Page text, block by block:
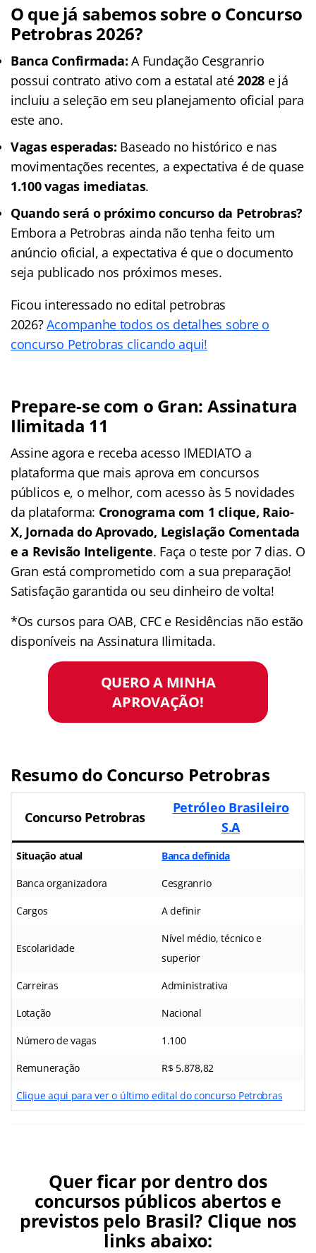
O que já sabemos sobre o Concurso
Petrobras 2026?
Banca Confirmada: A Fundação Cesgranrio
possui contrato ativo com a estatal até2028 e já
incluiu a seleção em seu planejamento oficial para
este ano.
Vagas esperadas: Baseado no histórico e nas
movimentações recentes, a expectativa é de quase
1.100 vagas imediatas.
Quando será o próximo concurso da Petrobras?
Embora a Petrobras ainda não tenha feito um
anúncio oficial, a expectativa é que o documento
seja publicado nos próximos meses.
Ficou interessado no edital petrobras
2026?Acompanhe todos os detalhes sobre o
concurso Petrobras clicando aqui!
Prepare-se com o Gran: Assinatura
Ilimitada 11
Assine agora e receba acesso IMEDIATO a
plataforma que mais aprova em concursos
públicos e, o melhor, com acesso às 5 novidades
da plataforma: Cronograma com 1 clique, Raio-
X, Jornada do Aprovado, Legislação Comentada
e a Revisão Inteligente. Faça o teste por 7 dias. O
Gran está comprometido com a sua preparação!
Satisfação garantida ou seu dinheiro de volta!
*Os cursos para OAB, CFC e Residências não estão
disponíveis na Assinatura Ilimitada.
QUERO A MINHA
APROVAÇÃO!
Resumo do Concurso Petrobras
Concurso Petrobras
Petróleo Brasileiro
S.A
Situação atual Banca definida
Banca organizadora Cesgranrio
Cargos A definir
Escolaridade
Nível médio, técnico e
superior
Carreiras Administrativa
Lotação Nacional
Número de vagas 1.100
Remuneração R$ 5.878,82
Clique aqui para ver o último edital do concurso Petrobras
Quer ficar por dentro dos
concursos públicos abertos e
previstos pelo Brasil? Clique nos
links abaixo: